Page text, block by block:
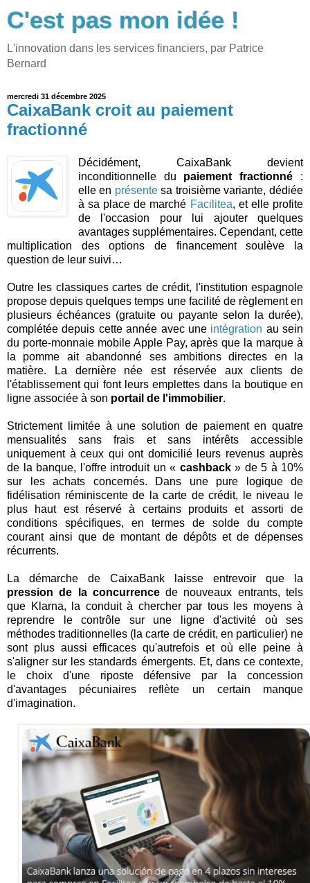
C'est pas mon idée !
L'innovation dans les services financiers, par Patrice
Bernard
mercredi 31 décembre 2025
CaixaBank croit au paiement
fractionné
Décidément, CaixaBank devient
inconditionnelle du paiement fractionné :
elle en présentesa troisième variante, dédiée
à sa place de marché Facilitea, et elle profite
de l'occasion pour lui ajouter quelques
avantages supplémentaires. Cependant, cette
multiplication des options de financement soulève la
question de leur suivi…
Outre les classiques cartes de crédit, l'institution espagnole
propose depuis quelques temps une facilité de règlement en
plusieurs échéances (gratuite ou payante selon la durée),
complétée depuis cette année avec une intégration au sein
du porte-monnaie mobile Apple Pay, après que la marque à
la pomme ait abandonné ses ambitions directes en la
matière. La dernière née est réservée aux clients de
l'établissement qui font leurs emplettes dans la boutique en
ligne associée à son portail de l'immobilier.
Strictement limitée à une solution de paiement en quatre
mensualités sans frais et sans intérêts accessible
uniquement à ceux qui ont domicilié leurs revenus auprès
de la banque, l'offre introduit un « cashback» de 5 à 10%
sur les achats concernés. Dans une pure logique de
fidélisation réminiscente de la carte de crédit, le niveau le
plus haut est réservé à certains produits et assorti de
conditions spécifiques, en termes de solde du compte
courant ainsi que de montant de dépôts et de dépenses
récurrents.
La démarche de CaixaBank laisse entrevoir que la
pression de la concurrencede nouveaux entrants, tels
que Klarna, la conduit à chercher par tous les moyens à
reprendre le contrôle sur une ligne d'activité où ses
méthodes traditionnelles (la carte de crédit, en particulier) ne
sont plus aussi efficaces qu'autrefois et où elle peine à
s'aligner sur les standards émergents. Et, dans ce contexte,
le choix d'une riposte défensive par la concession
d'avantages pécuniaires reflète un certain manque
d'imagination.